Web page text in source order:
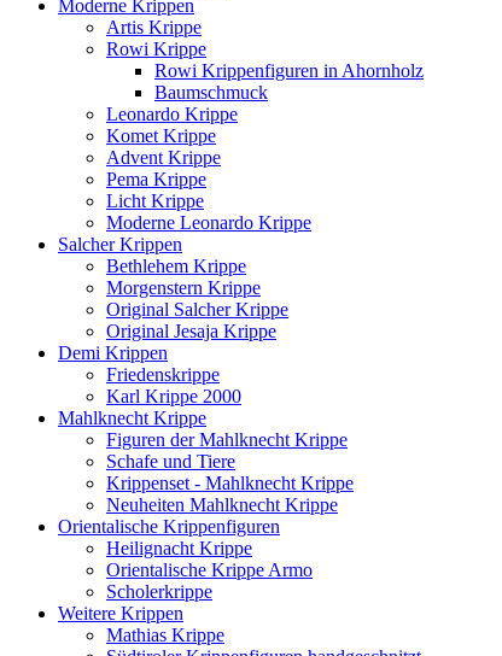
Moderne Krippen
Artis Krippe
Rowi Krippe
Rowi Krippenfiguren in Ahornholz
Baumschmuck
Leonardo Krippe
Komet Krippe
Advent Krippe
Pema Krippe
Licht Krippe
Moderne Leonardo Krippe
Salcher Krippen
Bethlehem Krippe
Morgenstern Krippe
Original Salcher Krippe
Original Jesaja Krippe
Demi Krippen
Friedenskrippe
Karl Krippe 2000
Mahlknecht Krippe
Figuren der Mahlknecht Krippe
Schafe und Tiere
Krippenset - Mahlknecht Krippe
Neuheiten Mahlknecht Krippe
Orientalische Krippenfiguren
Heilignacht Krippe
Orientalische Krippe Armo
Scholerkrippe
Weitere Krippen
Mathias Krippe